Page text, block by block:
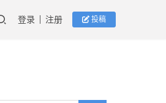
登录 注册 投稿